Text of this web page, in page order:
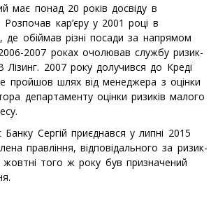
має понад 20 років досвіду в
Розпочав кар’єру у 2001 році в
де обіймав різні посади за напрямом
2007 роках очолював службу ризик-
2007 року долучився до Креді
пройшов шлях від менеджера з оцінки
департаменту оцінки ризиків малого
Банку Сергій приєднався у липні 2015
правління, відповідального за ризик-
того ж року був призначений